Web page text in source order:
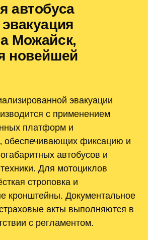
автобуса
Можайск‚
новейшей
эвакуации
с применением
платформ и
обеспечивающих фиксацию и
автобусов и
Для мотоциклов
строповка и
кронштейны. Документальное
акты выполняются в
с регламентом.